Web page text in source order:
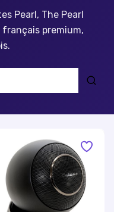
Pearl, The Pearl
français premium,